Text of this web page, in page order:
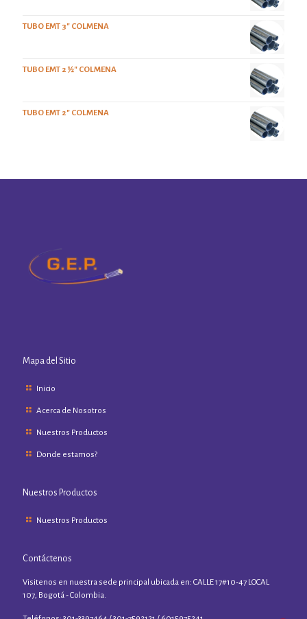
TUBO EMT 3" COLMENA
TUBO EMT 2 ½" COLMENA
TUBO EMT 2" COLMENA
Mapa del Sitio
Inicio
Acerca de Nosotros
Nuestros Productos
Donde estamos?
Nuestros Productos
Nuestros Productos
Contáctenos
Visitenos en nuestra sede principal ubicada en: CALLE 17#10-47 LOCAL
107, Bogotá - Colombia.